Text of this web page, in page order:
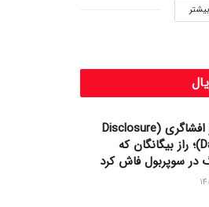
فیلم روز افشاگری (Disclosure
Day 2026)؛ راز بیگانگان که
در سوپربول فاش کرد